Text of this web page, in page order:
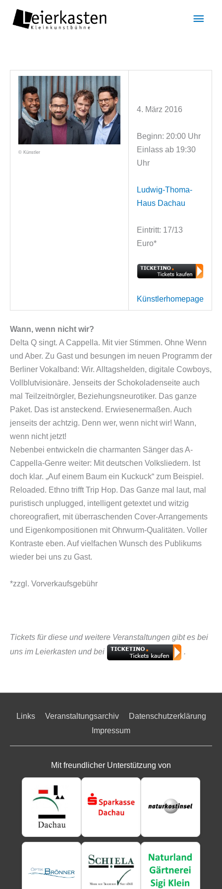
Inhalt
© Künstler
4. März 2016
Beginn: 20:00 Uhr
Einlass ab 19:30
Uhr
Ludwig-Thoma-
Haus Dachau
Eintritt: 17/13
Euro*
Künstlerhomepage
Wann, wenn nicht wir?
Delta Q singt. A Cappella. Mit vier Stimmen. Ohne Wenn
und Aber. Zu Gast und besungen im neuen Programm der
Berliner Vokalband: Wir. Alltagshelden, digitale Cowboys,
Vollblutvisionäre. Jenseits der Schokoladenseite auch
mal Teilzeitnörgler, Beziehungsneurotiker. Das ganze
Paket. Das ist ansteckend. Erwiesenermaßen. Auch
jenseits der achtzig. Denn wer, wenn nicht wir! Wann,
wenn nicht jetzt!
Nebenbei entwickeln die charmanten Sänger das A-
Cappella-Genre weiter: Mit deutschen Volksliedern. Ist
doch klar. „Auf einem Baum ein Kuckuck“ zum Beispiel.
Reloaded. Ethno trifft Trip Hop. Das Ganze mal laut, mal
puristisch unplugged, intelligent getextet und witzig
choreografiert, mit überraschenden Cover-Arrangements
und Eigenkompositionen mit Ohrwurm-Qualitäten. Voller
Kontraste eben. Auf vielfachen Wunsch des Publikums
wieder bei uns zu Gast.
*zzgl. Vorverkaufsgebühr
Tickets für diese und weitere Veranstaltungen gibt es bei
uns im Leierkasten und bei
.
Links Veranstaltungsarchiv
Datenschutzerklärung
Impressum
Mit freundlicher Unterstützung von